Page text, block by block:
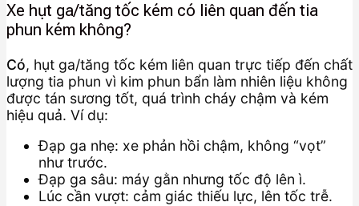
Xe hụt ga/tăng tốc kém có liên quan đến tia
phun kém không?
Có, hụt ga/tăng tốc kém liên quan trực tiếp đến chất
lượng tia phun vì kim phun bẩn làm nhiên liệu không
được tán sương tốt, quá trình cháy chậm và kém
hiệu quả. Ví dụ:
Đạp ga nhẹ: xe phản hồi chậm, không “vọt”
như trước.
Đạp ga sâu: máy gằn nhưng tốc độ lên ì.
Lúc cần vượt: cảm giác thiếu lực, lên tốc trễ.